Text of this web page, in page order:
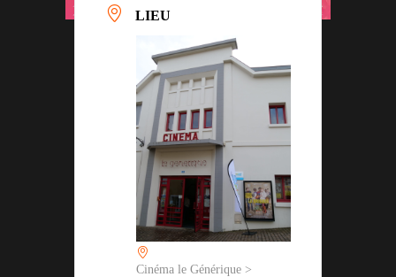
LIEU
Cinéma le Générique >